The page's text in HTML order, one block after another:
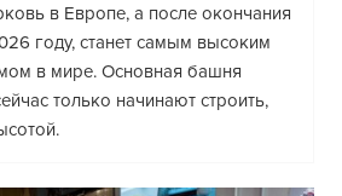
в Европе, а после окончания
году, станет самым высоким
в мире. Основная башня
только начинают строить,